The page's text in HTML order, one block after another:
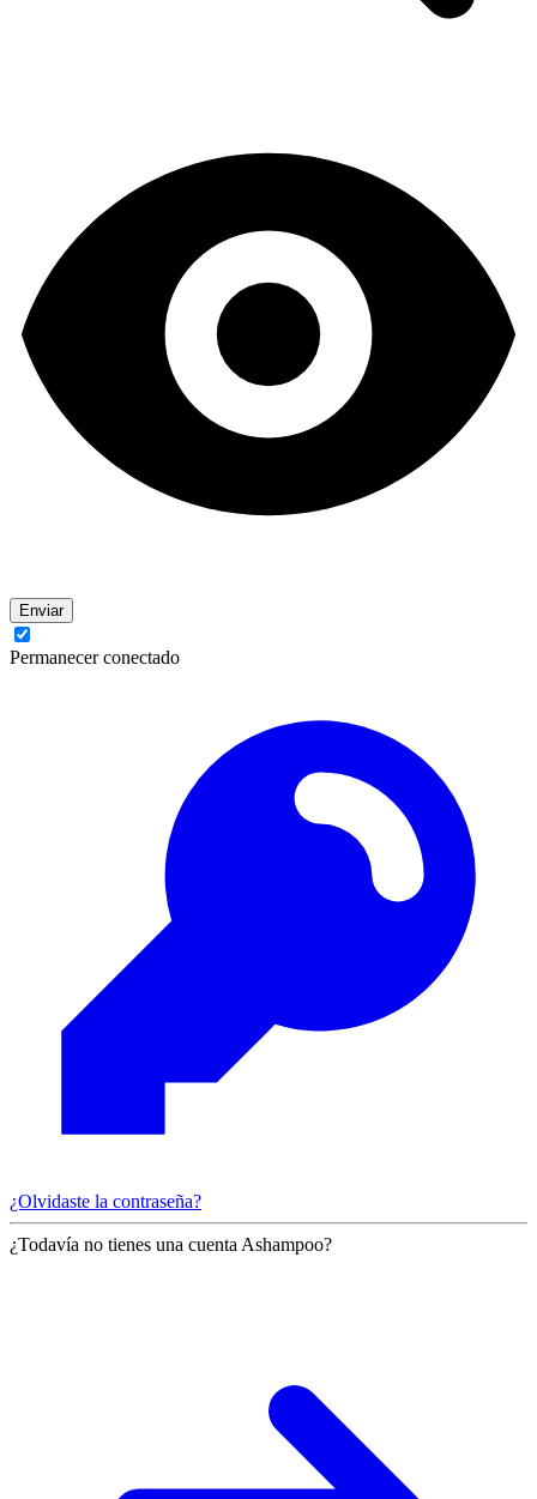
Enviar
Permanecer conectado
¿Olvidaste la contraseña?
¿Todavía no tienes una cuenta Ashampoo?